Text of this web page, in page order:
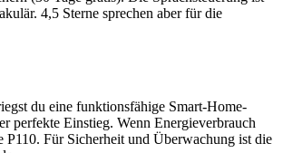
4,5 Sterne sprechen aber für die
du eine funktionsfähige Smart-Home-
perfekte Einstieg. Wenn Energieverbrauch
Für Sicherheit und Überwachung ist die